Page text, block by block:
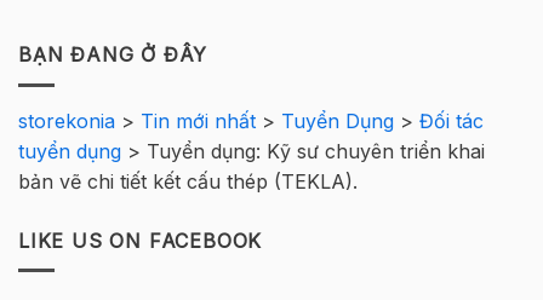
BẠN ĐANG Ở ĐÂY
storekonia > Tin mới nhất > Tuyển Dụng > Đối tác
tuyển dụng > Tuyển dụng: Kỹ sư chuyên triển khai
bản vẽ chi tiết kết cấu thép (TEKLA).
LIKE US ON FACEBOOK